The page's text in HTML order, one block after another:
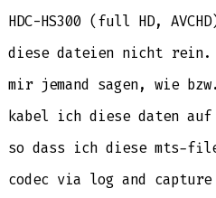
HDC-HS300 (full HD,
diese dateien nicht rein.
mir jemand sagen, wie
kabel ich diese daten auf
so dass ich diese mts-
codec via log and capture